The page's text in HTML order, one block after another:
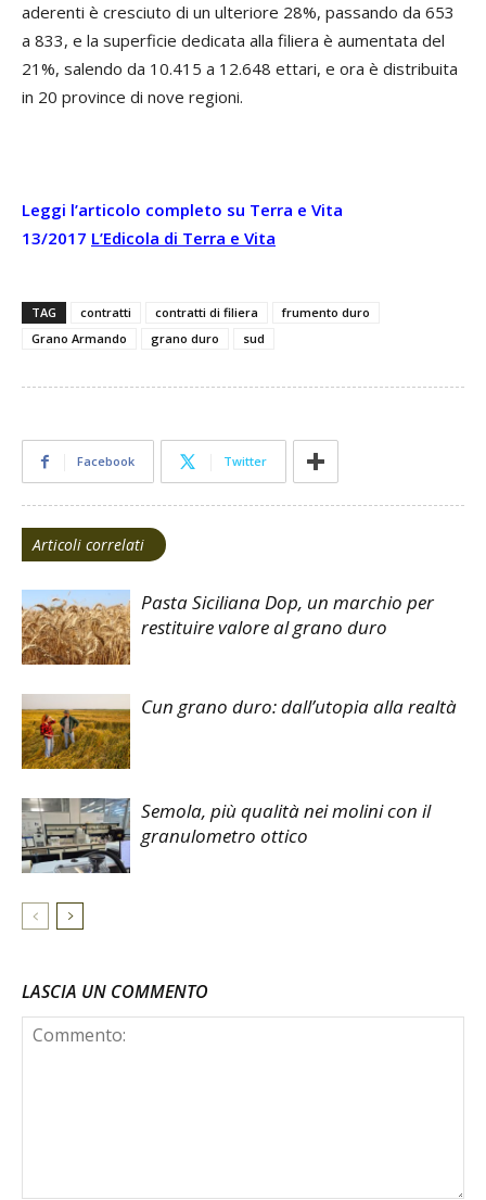
aderenti è cresciuto di un ulteriore 28%, passando da 653
a 833, e la superficie dedicata alla filiera è aumentata del
21%, salendo da 10.415 a 12.648 ettari, e ora è distribuita
in 20 province di nove regioni.
Leggi l’articolo completo su Terra e Vita
13/2017 L’Edicola di Terra e Vita
TAG contratti contratti di filiera
frumento duro
Grano Armando
grano duro sud
Facebook Twitter
Articoli correlati
Pasta Siciliana Dop, un marchio per
restituire valore al grano duro
Cun grano duro: dall’utopia alla realtà
Semola, più qualità nei molini con il
granulometro ottico
LASCIA UN COMMENTO